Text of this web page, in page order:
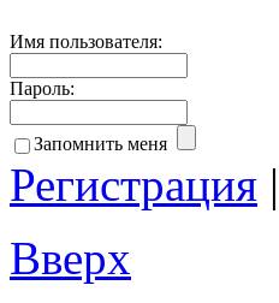
Имя пользователя:
Пароль:
Запомнить меня
Регистрация |
Вверх